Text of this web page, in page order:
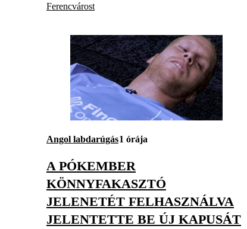
Ferencvárost
Angol labdarúgás1 órája
A PÓKEMBER
KÖNNYFAKASZTÓ
JELENETÉT FELHASZNÁLVA
JELENTETTE BE ÚJ KAPUSÁT